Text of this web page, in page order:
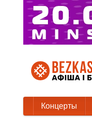
Концерты